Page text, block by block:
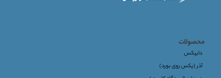
محصولات
دایپکس
آذر (پکس روی بورد)